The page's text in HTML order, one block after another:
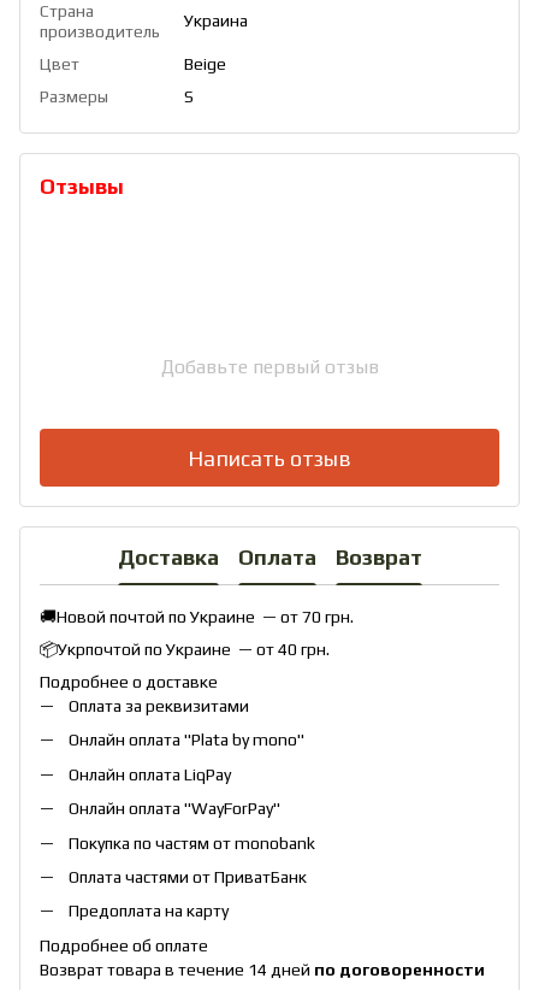
Страна
производитель
Украина
Цвет
Beige
Размеры
S
Отзывы
Добавьте первый отзыв
Написать отзыв
Доставка Оплата Возврат
🚚Новой почтой по Украине — от 70 грн.
📦Укрпочтой по Украине — от 40 грн.
Подробнее о доставке
Оплата за реквизитами
Онлайн оплата "Plata by mono"
Онлайн оплата LiqPay
Онлайн оплата "WayForPay"
Покупка по частям от monobank
Оплата частями от ПриватБанк
Предоплата на карту
Подробнее об оплате
Возврат товара в течение 14 дней по договоренности